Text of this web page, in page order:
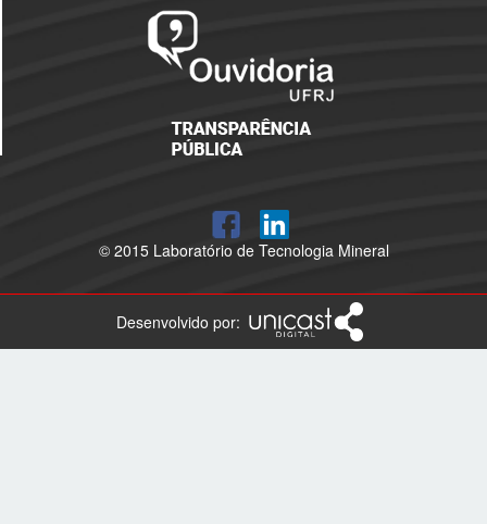
© 2015 Laboratório de Tecnologia Mineral
Desenvolvido por: